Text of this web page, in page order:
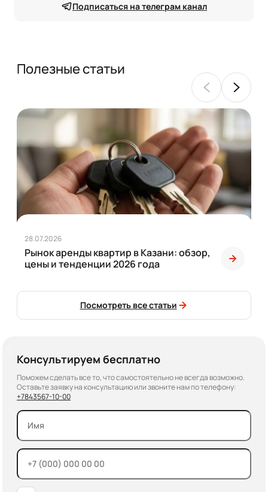
Подписаться на телеграм канал
Полезные статьи
28.07.2026
Рынок аренды квартир в Казани: обзор,
цены и тенденции 2026 года
Посмотреть все статьи
Консультируем бесплатно
Поможем сделать все то, что самостоятельно не всегда возможно.
Оставьте заявку на консультацию или звоните нам по телефону:
+7843567-10-00